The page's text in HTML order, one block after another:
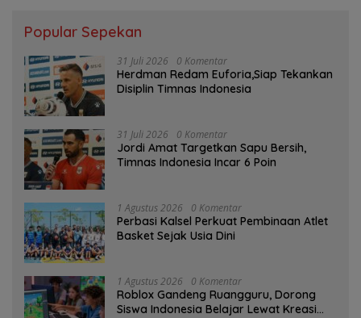
Popular Sepekan
31 Juli 2026 0 Komentar
Herdman Redam Euforia,Siap Tekankan
Disiplin Timnas Indonesia
31 Juli 2026 0 Komentar
Jordi Amat Targetkan Sapu Bersih,
Timnas Indonesia Incar 6 Poin
1 Agustus 2026 0 Komentar
Perbasi Kalsel Perkuat Pembinaan Atlet
Basket Sejak Usia Dini
1 Agustus 2026 0 Komentar
Roblox Gandeng Ruangguru, Dorong
Siswa Indonesia Belajar Lewat Kreasi